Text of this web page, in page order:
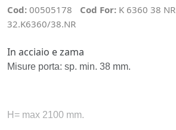
Cod: 00505178 Cod For: K 6360 38 NR
32.K6360/38.NR
In acciaio e zama
Misure porta: sp. min. 38 mm.
H= max 2100 mm.